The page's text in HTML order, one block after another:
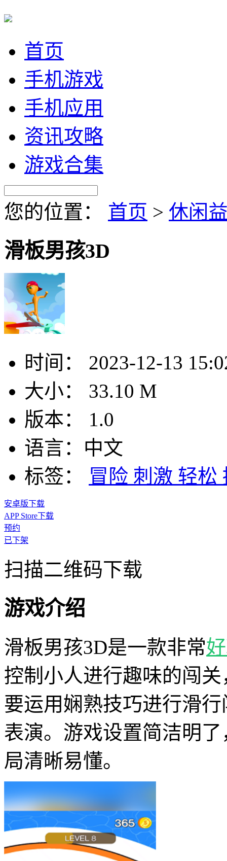
首页
手机游戏
手机应用
资讯攻略
游戏合集
您的位置： 首页 > 休闲
滑板男孩3D
时间：
2023-12-13
大小：
33.10 M
版本：
1.0
语言： 中文
标签：
冒险 刺激 轻松
安卓版下载
APP Store下载
预约
已下架
扫描二维码下载
游戏介绍
滑板男孩3D是一款非常
控制小人进行趣味的闯
要运用娴熟技巧进行滑
表演。游戏设置简洁明
局清晰易懂。